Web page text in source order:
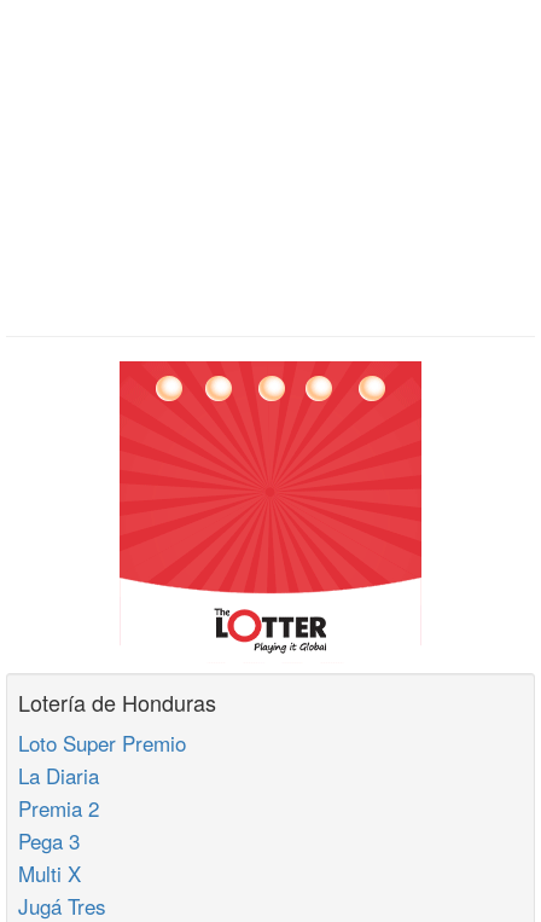
Lotería de Honduras
Loto Super Premio
La Diaria
Premia 2
Pega 3
Multi X
Jugá Tres